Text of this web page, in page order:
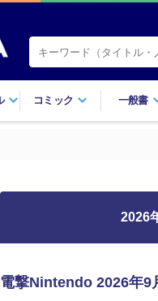
コミック 一般書
2026
電撃Nintendo 2026年9